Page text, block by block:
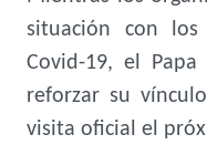
situación con
Covid-19, el
reforzar su
visita oficial el